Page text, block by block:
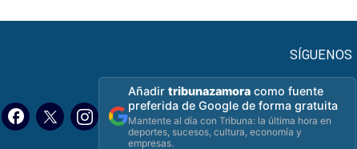
SÍGUENOS
Añadirtribunazamora como fuente
preferida de Google de forma gratuita
Mantente al día con Tribuna: la última hora en
deportes, sucesos, cultura, economía y
empresas.